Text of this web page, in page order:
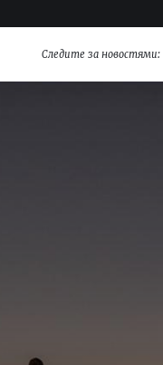
Следите за новостями: